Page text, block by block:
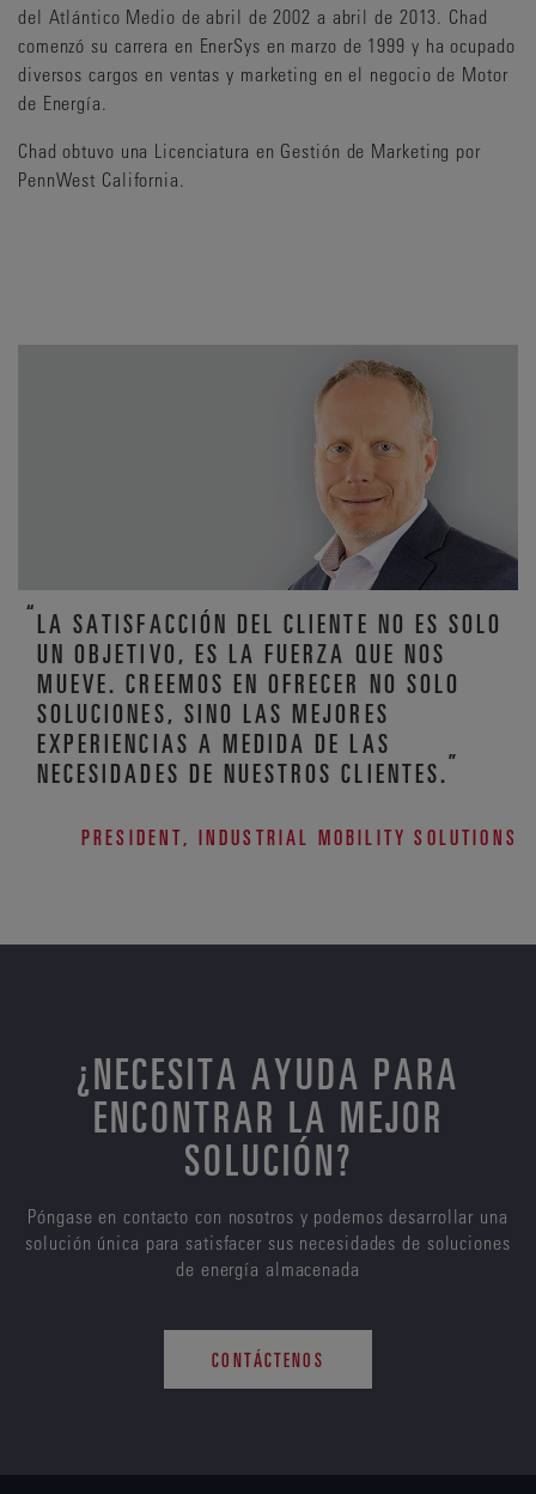
del Atlántico Medio de abril de 2002 a abril de 2013. Chad
comenzó su carrera en EnerSys en marzo de 1999 y ha ocupado
diversos cargos en ventas y marketing en el negocio de Motor
de Energía.
Chad obtuvo una Licenciatura en Gestión de Marketing por
PennWest California.
LA SATISFACCIÓN DEL CLIENTE NO ES SOLO
UN OBJETIVO, ES LA FUERZA QUE NOS
MUEVE. CREEMOS EN OFRECER NO SOLO
SOLUCIONES, SINO LAS MEJORES
EXPERIENCIAS A MEDIDA DE LAS
NECESIDADES DE NUESTROS CLIENTES.
PRESIDENT, INDUSTRIAL MOBILITY SOLUTIONS
¿NECESITA AYUDA PARA
ENCONTRAR LA MEJOR
SOLUCIÓN?
Póngase en contacto con nosotros y podemos desarrollar una
solución única para satisfacer sus necesidades de soluciones
de energía almacenada
CONTÁCTENOS